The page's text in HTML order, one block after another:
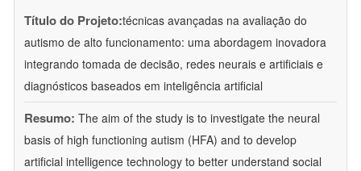
Título do Projeto:técnicas avançadas na avaliação do
autismo de alto funcionamento: uma abordagem inovadora
integrando tomada de decisão, redes neurais e artificiais e
diagnósticos baseados em inteligência artificial
Resumo: The aim of the study is to investigate the neural
basis of high functioning autism (HFA) and to develop
artificial intelligence technology to better understand social